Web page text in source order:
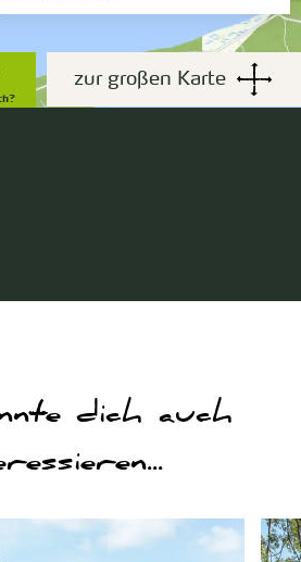
zur großen Karte
dich auch
will ich